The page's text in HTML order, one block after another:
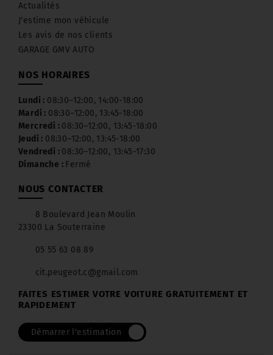
Actualités
J'estime mon véhicule
Les avis de nos clients
GARAGE GMV AUTO
NOS HORAIRES
Lundi : 08:30–12:00, 14:00-18:00
Mardi : 08:30–12:00, 13:45-18:00
Mercredi : 08:30–12:00, 13:45-18:00
Jeudi : 08:30–12:00, 13:45-18:00
Vendredi : 08:30–12:00, 13:45-17:30
Dimanche : Fermé
NOUS CONTACTER
8 Boulevard Jean Moulin
23300 La Souterraine
05 55 63 08 89
cit.peugeot.c@gmail.com
FAITES ESTIMER VOTRE VOITURE GRATUITEMENT ET
RAPIDEMENT
Démarrer l'estimation